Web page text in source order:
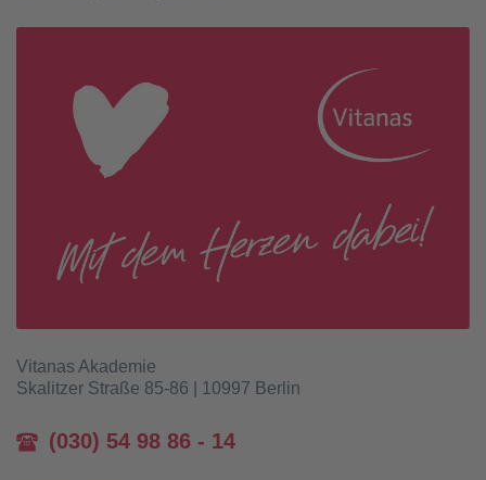
Vitanas Akademie
Skalitzer Straße 85-86 | 10997 Berlin
(030) 54 98 86 - 14